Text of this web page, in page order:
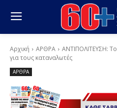
Αρχική ΑΡΘΡΑ
ΑΝΤΙΠΟΛΙΤΕΥΣΗ:
για τους καταναλωτές
ΑΡΘΡΑ